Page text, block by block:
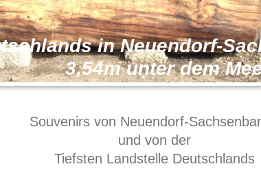
in Neuendorf-
3,54m unter dem
Souvenirs von Neuendorf-
und von der
Tiefsten Landstelle Deutschlands